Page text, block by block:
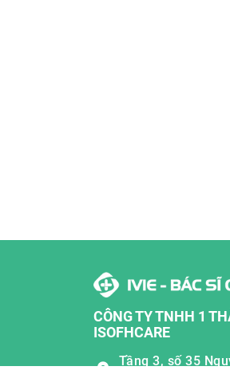
CÔNG TY TNHH 1
ISOFHCARE
Tầng 3, số 35